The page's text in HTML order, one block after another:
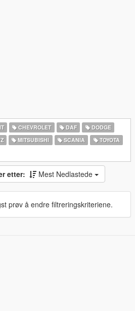
CHEVROLET DAF
DODGE
MITSUBISHI SCANIA
TOYOTA
etter: Mest Nedlastede
prøv å endre filtreringskriteriene.